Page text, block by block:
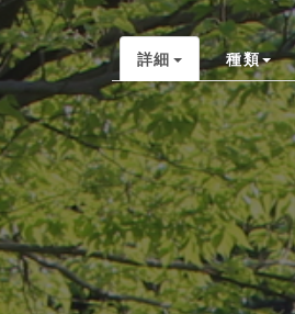
詳細 種類